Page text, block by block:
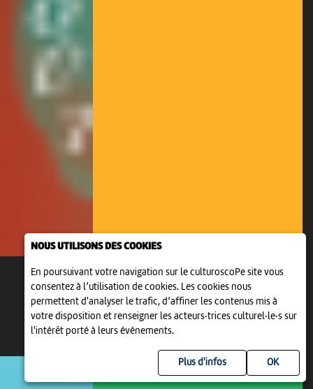
NOUS UTILISONS DES COOKIES
En poursuivant votre navigation sur le culturoscoPe site vous
consentez à l’utilisation de cookies. Les cookies nous
permettent d'analyser le trafic, d’affiner les contenus mis à
votre disposition et renseigner les acteurs·trices culturel·le·s sur
l'intérêt porté à leurs événements.
Plus d'infos